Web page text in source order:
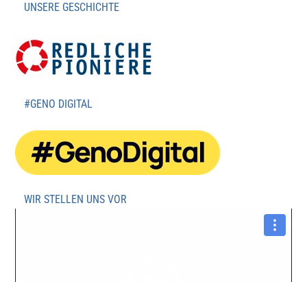
UNSERE GESCHICHTE
#GENO DIGITAL
WIR STELLEN UNS VOR